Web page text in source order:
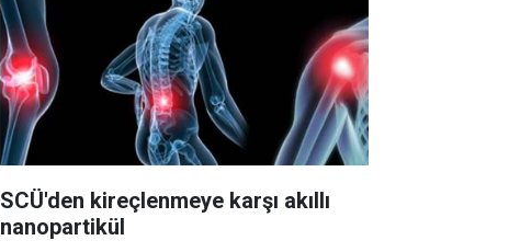
SCÜ'den kireçlenmeye karşı akıllı
nanopartikül